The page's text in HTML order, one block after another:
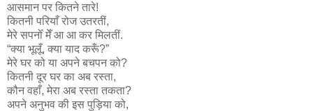
आसमान पर कितने तारे!
कितनी परियाँ रोज उतरतीं,
मेरे सपनोँ मेँ आ आ कर मिलतीं.
“क्या भूलूँ, क्या याद करूँ?”
मेरे घर को या अपने बचपन को?
कितनी दूर घर का अब रस्ता,
कौन वहाँ, मेरा अब रस्ता तकता?
अपने अनुभव की इस पुड़िया को,